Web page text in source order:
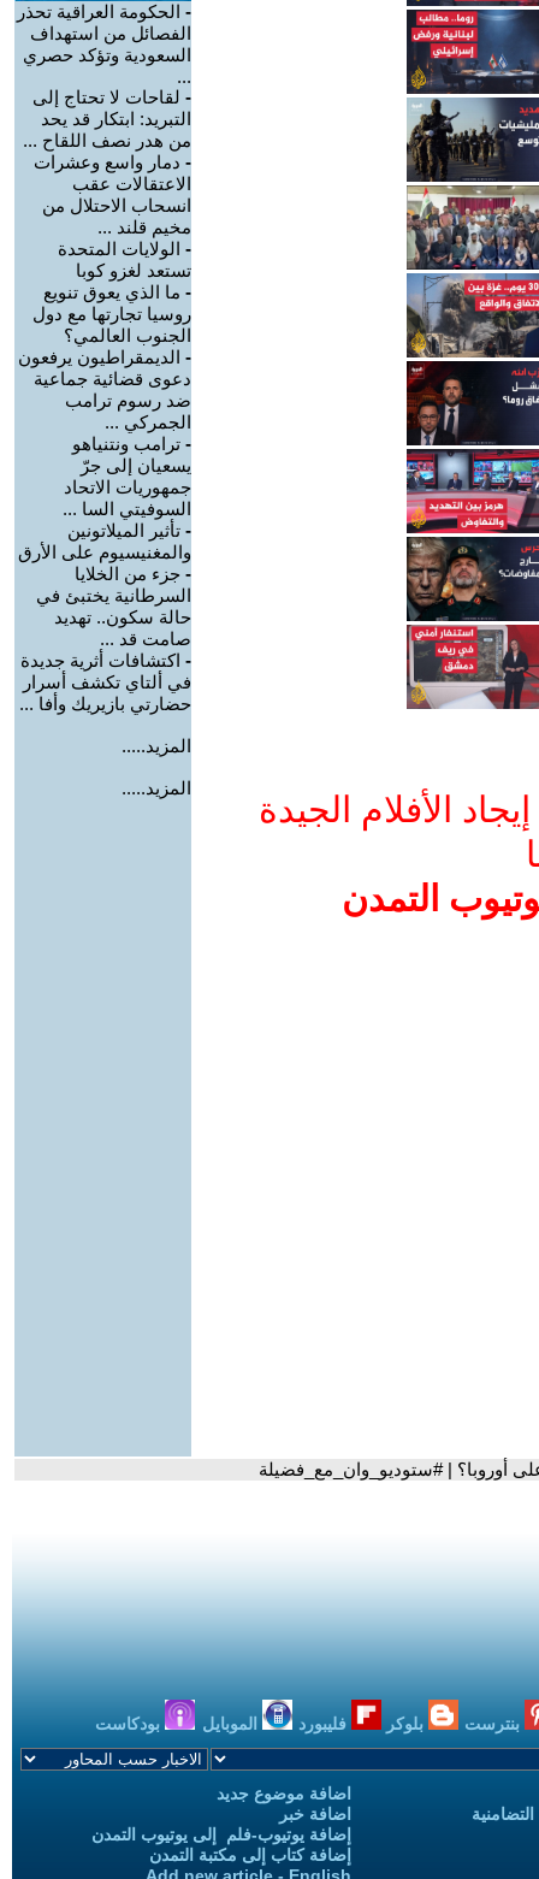
الأفلام الجيدة
التمدن
- الحكومة العراقية تحذر
الفصائل من استهداف
السعودية وتؤكد حصري
...
- لقاحات لا تحتاج إلى
التبريد: ابتكار قد يحد
من هدر نصف اللقاح ...
- دمار واسع وعشرات
الاعتقالات عقب
انسحاب الاحتلال من
مخيم قلند ...
- الولايات المتحدة
تستعد لغزو كوبا
- ما الذي يعوق تنويع
روسيا تجارتها مع دول
الجنوب العالمي؟
- الديمقراطيون يرفعون
دعوى قضائية جماعية
ضد رسوم ترامب
الجمركي ...
- ترامب ونتنياهو
يسعيان إلى جرّ
جمهوريات الاتحاد
السوفيتي السا ...
- تأثير الميلاتونين
والمغنيسيوم على الأرق
- جزء من الخلايا
السرطانية يختبئ في
حالة سكون.. تهديد
صامت قد ...
- اكتشافات أثرية جديدة
في ألتاي تكشف أسرار
حضارتي بازيريك وأفا ...
المزيد.....
المزيد.....
أوروبا؟ | #ستوديو_وان_مع_فضيلة
بنترست بلوكر فليبورد الموبايل بودكاست
اضافة موضوع جديد
اضافة خبر
إضافة يوتيوب-فلم إلى يوتيوب التمدن
إضافة كتاب إلى مكتبة التمدن